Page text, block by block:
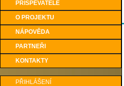
PŘISPĚVATELÉ
O PROJEKTU
NÁPOVĚDA
PARTNEŘI
KONTAKTY
PŘIHLÁŠENÍ